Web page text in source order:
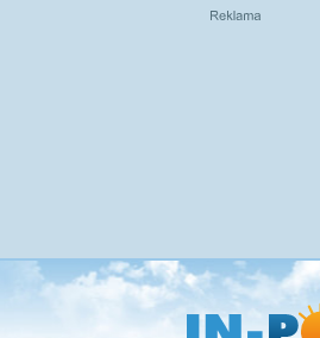
Přejít
na
hlavní
obsah